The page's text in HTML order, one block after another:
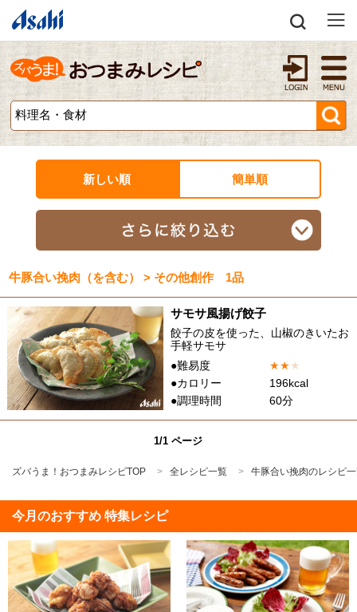
新しい順 簡単順
牛豚合い挽肉（を含む） > その他創作 1品
サモサ風揚げ餃子
餃子の皮を使った、山椒のきいたお
手軽サモサ
●難易度
★★★
●カロリー
196kcal
●調理時間
60分
1/1 ページ
ズバうま！おつまみレシピTOP 全レシピ一覧 牛豚合い挽肉のレシピ
今月のおすすめ 特集レシピ